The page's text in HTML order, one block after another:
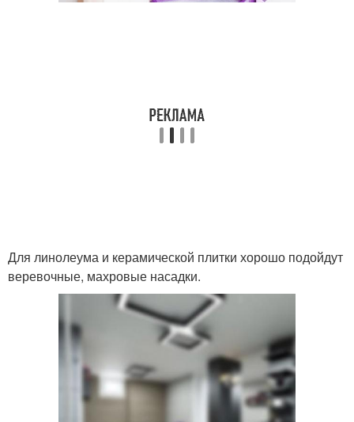
Для линолеума и керамической плитки хорошо подойдут
веревочные, махровые насадки.